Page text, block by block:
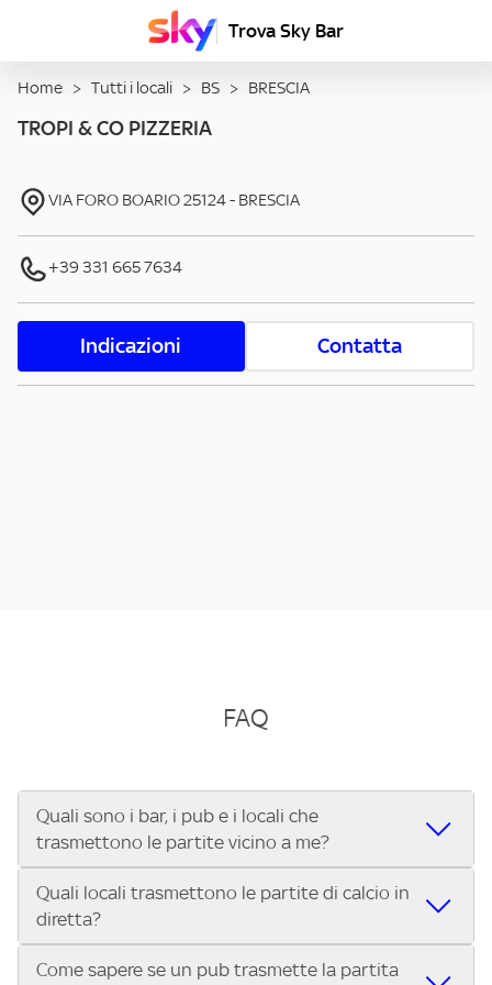
Trova Sky Bar
Home > Tutti i locali > BS > BRESCIA
TROPI & CO PIZZERIA
VIA FORO BOARIO25124- BRESCIA
+39 331 665 7634
Indicazioni Contatta
FAQ
Quali sono i bar, i pub e i locali che
trasmettono le partite vicino a me?
Se cerchi un bar, pub, ristorante o locale vicino a te per
vedere le partite di Serie A ENILIVE, la Serie C Sky Wifi, la
UEFA Champions League, la UEFA Europa League, la UEFA
Conference League, il Tennis, la Formula 1®, la MotoGP™ e
Quali locali trasmettono le partite di calcio in
diretta?
Vuoi sapere quali bar, pub o ristoranti mostrano le partite
Come sapere se un pub trasmette la partita